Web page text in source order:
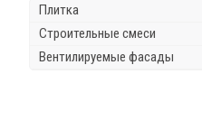
Плитка
Строительные смеси
Вентилируемые фасады